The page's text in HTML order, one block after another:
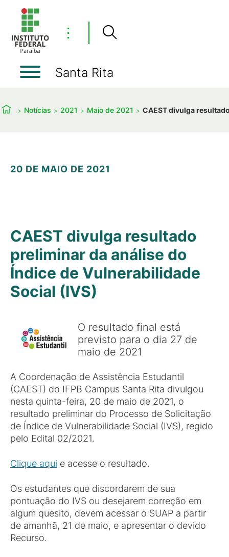
⋮
Santa Rita
Notícias 2021 Maio de 2021 CAEST divulga
20 DE MAIO DE 2021
CAEST divulga resultado
preliminar da análise do
Índice de Vulnerabilidade
Social (IVS)
O resultado final está
previsto para o dia 27 de
maio de 2021
A Coordenação de Assistência Estudantil
(CAEST) do IFPB Campus Santa Rita divulgou
nesta quinta-feira, 20 de maio de 2021, o
resultado preliminar do Processo de Solicitação
de Índice de Vulnerabilidade Social (IVS), regido
pelo Edital 02/2021.
Clique aqui e acesse o resultado.
Os estudantes que discordarem de sua
pontuação do IVS ou desejarem correção em
algum quesito, devem acessar o SUAP a partir
de amanhã, 21 de maio, e apresentar o devido
Recurso.